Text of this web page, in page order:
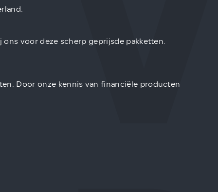
voor deze scherp geprijsde pakketten.
Door onze kennis van financiële producten